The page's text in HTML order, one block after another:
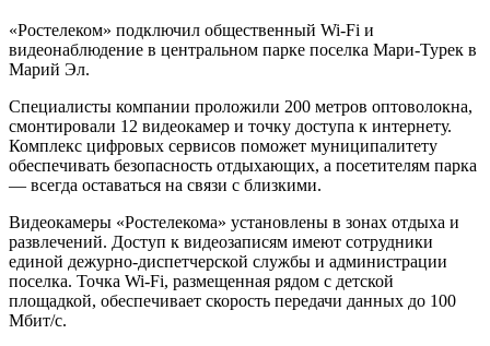
«Ростелеком» подключил общественный Wi-Fi и
видеонаблюдение в центральном парке поселка Мари-Турек в
Марий Эл.
Специалисты компании проложили 200 метров оптоволокна,
смонтировали 12 видеокамер и точку доступа к интернету.
Комплекс цифровых сервисов поможет муниципалитету
обеспечивать безопасность отдыхающих, а посетителям парка
— всегда оставаться на связи с близкими.
Видеокамеры «Ростелекома» установлены в зонах отдыха и
развлечений. Доступ к видеозаписям имеют сотрудники
единой дежурно-диспетчерской службы и администрации
поселка. Точка Wi-Fi, размещенная рядом с детской
площадкой, обеспечивает скорость передачи данных до 100
Мбит/с.